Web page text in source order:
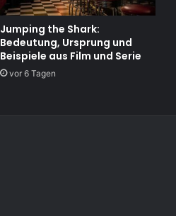
Jumping the Shark:
Bedeutung, Ursprung und
Beispiele aus Film und Serie
vor 6 Tagen